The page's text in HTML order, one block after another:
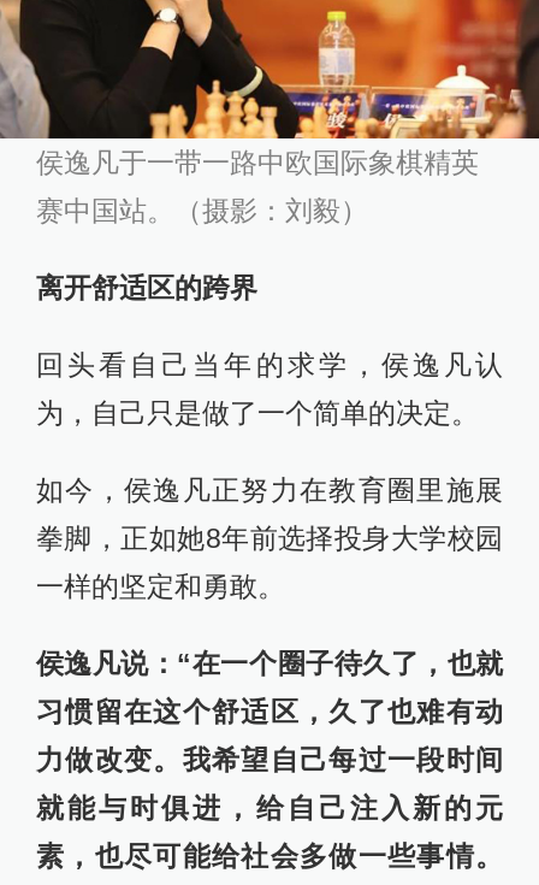
侯逸凡于一带一路中欧国际象棋精英
赛中国站。（摄影：刘毅）
离开舒适区的跨界
回头看自己当年的求学，侯逸凡认
为，自己只是做了一个简单的决定。
如今，侯逸凡正努力在教育圈里施展
拳脚，正如她8年前选择投身大学校园
一样的坚定和勇敢。
侯逸凡说：“在一个圈子待久了，也就
习惯留在这个舒适区，久了也难有动
力做改变。我希望自己每过一段时间
就能与时俱进，给自己注入新的元
素，也尽可能给社会多做一些事情。